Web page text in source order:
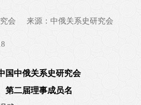
会 来源：中俄关系史研究会
国中俄关系史研究会
第二届理事成员名